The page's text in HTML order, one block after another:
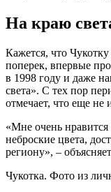
На краю
Кажется, что
поперек, впервые
в 1998 году и даже
света». С тех пор
отмечает, что еще
«Мне очень нравится
неброские цвета,
региону», –
Чукотка. Фото из